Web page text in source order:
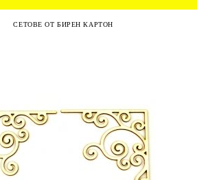
СЕТОВЕ ОТ БИРЕН КАРТОН